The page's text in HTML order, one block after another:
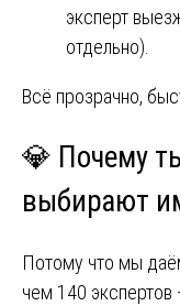
эксперт
отдельно).
Всё прозрачно,
💎 Почему
выбирают
Потому что мы
чем 140 экспертов